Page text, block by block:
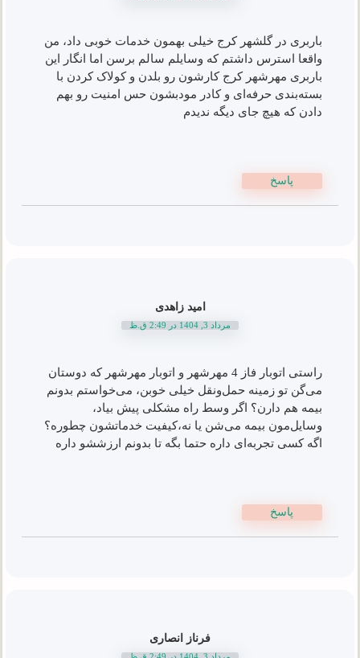
باربری در گلشهر کرج خیلی بهمون خدمات خوبی داد، من
واقعا استرس داشتم که وسایلم سالم برسن اما انگار این
باربری مهرشهر کرج کارشون رو بلدن و کولاک کردن با
بسته‌بندی حرفه‌ای و کادر مودبشون حس امنیت رو بهم
دادن که هیچ جای دیگه ندیدم
پاسخ
امید زاهدی
مرداد 3, 1404 در 2:49 ق.ظ
راستی اتوبار فاز 4 مهرشهر و اتوبار مهرشهر که دوستان
می‌گن تو زمینه حمل‌و‌نقل خیلی خوبن، می‌خواستم بدونم
بیمه هم دارن؟ اگر وسط راه مشکلی پیش بیاد،
وسایل‌مون بیمه می‌شن یا نه،کیفیت خدماتشون چطوره؟
اگه کسی تجربه‌ای داره حتما بگه تا بدونم ارزششو داره
پاسخ
فرناز انصاری
مرداد 3, 1404 در 2:49 ق.ظ